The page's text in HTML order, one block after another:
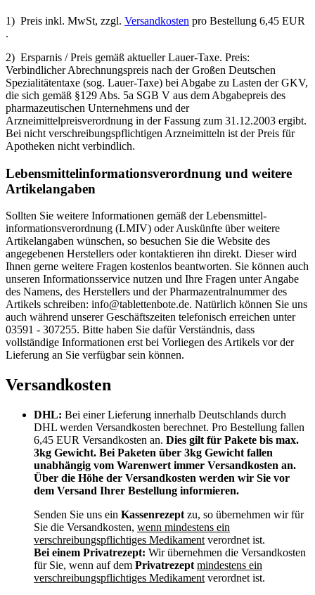
1) Preis inkl. MwSt, zzgl. Versandkosten pro Bestellung 6,45 EUR
.
2) Ersparnis / Preis gemäß aktueller Lauer-Taxe. Preis:
Verbindlicher Abrechnungspreis nach der Großen Deutschen
Spezialitätentaxe (sog. Lauer-Taxe) bei Abgabe zu Lasten der GKV,
die sich gemäß §129 Abs. 5a SGB V aus dem Abgabepreis des
pharmazeutischen Unternehmens und der
Arzneimittelpreisverordnung in der Fassung zum 31.12.2003 ergibt.
Bei nicht verschreibungspflichtigen Arzneimitteln ist der Preis für
Apotheken nicht verbindlich.
Lebensmittel­informations­verordnung und weitere
Artikelangaben
Sollten Sie weitere Informationen gemäß der Lebensmittel­
informations­verordnung (LMIV) oder Auskünfte über weitere
Artikelangaben wünschen, so besuchen Sie die Website des
angegebenen Herstellers oder kontaktieren ihn direkt. Dieser wird
Ihnen gerne weitere Fragen kostenlos beantworten. Sie können auch
unseren Informationsservice nutzen und Ihre Fragen unter Angabe
des Namens, des Herstellers und der Pharmazentralnummer des
Artikels schreiben: info@tablettenbote.de. Natürlich können Sie uns
auch während unserer Geschäftszeiten telefonisch erreichen unter
03591 - 307255. Bitte haben Sie dafür Verständnis, dass
vollständige Informationen erst bei Vorliegen des Artikels vor der
Lieferung an Sie verfügbar sein können.
Versandkosten
DHL: Bei einer Lieferung innerhalb Deutschlands durch
DHL werden Versandkosten berechnet. Pro Bestellung fallen
6,45 EUR Versandkosten an. Dies gilt für Pakete bis max.
3kg Gewicht. Bei Paketen über 3kg Gewicht fallen
unabhängig vom Warenwert immer Versandkosten an.
Über die Höhe der Versandkosten werden wir Sie vor
dem Versand Ihrer Bestellung informieren.
Senden Sie uns ein Kassenrezept zu, so übernehmen wir für
Sie die Versandkosten, wenn mindestens ein
verschreibungspflichtiges Medikament verordnet ist.
Bei einem Privatrezept: Wir übernehmen die Versandkosten
für Sie, wenn auf dem Privatrezept mindestens ein
verschreibungspflichtiges Medikament verordnet ist.